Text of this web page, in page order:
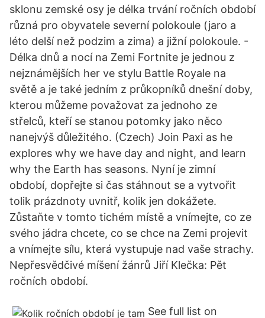
sklonu zemské osy je délka trvání ročních období
různá pro obyvatele severní polokoule (jaro a
léto delší než podzim a zima) a jižní polokoule. -
Délka dnů a nocí na Zemi Fortnite je jednou z
nejznámějších her ve stylu Battle Royale na
světě a je také jedním z průkopníků dnešní doby,
kterou můžeme považovat za jednoho ze
střelců, kteří se stanou potomky jako něco
nanejvýš důležitého. (Czech) Join Paxi as he
explores why we have day and night, and learn
why the Earth has seasons. Nyní je zimní
období, dopřejte si čas stáhnout se a vytvořit
tolik prázdnoty uvnitř, kolik jen dokážete.
Zůstaňte v tomto tichém místě a vnímejte, co ze
svého jádra chcete, co se chce na Zemi projevit
a vnímejte sílu, která vystupuje nad vaše strachy.
Nepřesvědčivé míšení žánrů Jiří Klečka: Pět
ročních období.
See full list on